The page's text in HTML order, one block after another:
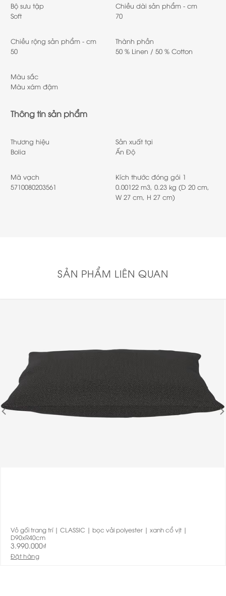
Bộ sưu tập
Soft
Chiều dài sản phẩm - cm
70
Chiều rộng sản phẩm - cm
50
Thành phần
50 % Linen / 50 % Cotton
Màu sắc
Màu xám đậm
Thông tin sản phẩm
Thương hiệu
Bolia
Sản xuất tại
Ấn Độ
Mã vạch
5710080203561
Kích thước đóng gói 1
0.00122 m3, 0.23 kg (D 20 cm,
W 27 cm, H 27 cm)
SẢN PHẨM LIÊN QUAN
Vỏ gối trang trí | CLASSIC | bọc vải polyester | xanh cổ vịt |
D90xR40cm
3.990.000₫
Đặt hàng